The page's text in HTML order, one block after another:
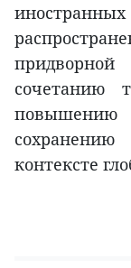
сочетанию
контексте